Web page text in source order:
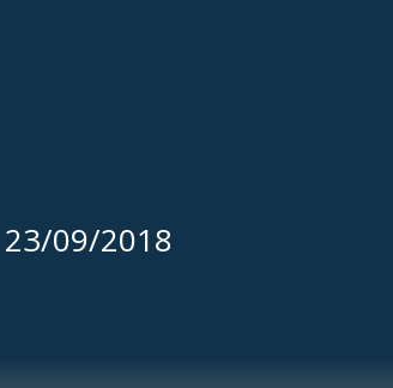
23/09/2018